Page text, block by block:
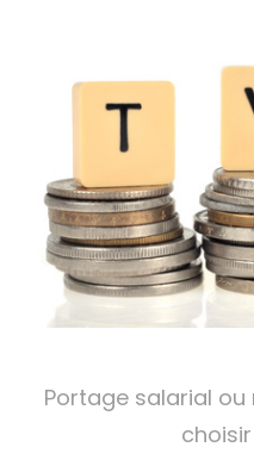
Portage salarial
choisir